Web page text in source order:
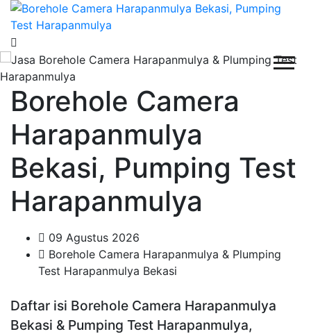
Borehole Camera
Harapanmulya
Bekasi, Pumping Test
Harapanmulya
09 Agustus 2026
Borehole Camera Harapanmulya & Plumping
Test Harapanmulya Bekasi
Daftar isi Borehole Camera Harapanmulya
Bekasi & Pumping Test Harapanmulya,